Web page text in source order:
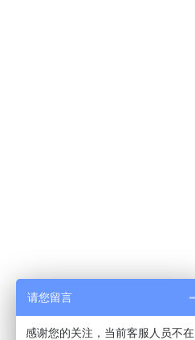
请您留言
感谢您的关注，当前客服人员不在